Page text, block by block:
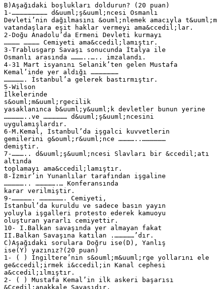
B)Aşağıdaki boşlukları doldurun? (20 puan)
1-……………………… d&uuml;ş&uuml;ncesi Osmanlı
Devleti’nin dağılmasını &ouml;nlemek amacıyla t&uuml;m
vatandaşlara eşit haklar vermeyi ama&ccedil;lar.
2-Doğu Anadolu’da Ermeni Devleti kurmayı
………… ………… Cemiyeti ama&ccedil;lamıştır.
3-Trablusgarp Savaşı sonucunda İtalya ile
Osmanlı arasında ………..….. imzalandı.
4-31 Mart isyanını Selanik’ten gelen Mustafa
Kemal’inde yer aldığı …………………
……………. İstanbul’a gelerek bastırmıştır.
5-Wilson
İlkelerinde
s&ouml;m&uuml;rgecilik
yasaklanınca b&uuml;y&uuml;k devletler bunun yerine
……………..ve ……………… d&uuml;ş&uuml;ncesini
uygulamışlardır.
6-M.Kemal, İstanbul’da işgalci kuvvetlerin
gemilerini g&ouml;r&uuml;nce …………..………………
demiştir.
7-……….. d&uuml;ş&uuml;ncesi Slavları bir &ccedil;atı
altında
toplamayı ama&ccedil;lamıştır.
8-İzmir’in Yunanlılar tarafından işgaline
…………….. …………….… Konferansında
karar verilmiştir.
9-……………. ………………. Cemiyeti,
İstanbul’da kuruldu ve sadece basın yayın
yoluyla işgalleri protesto ederek kamuoyu
oluşturan yararlı cemiyettir.
10- I.Balkan savaşında yer almayan fakat
II.Balkan Savaşına katılan .……………’dır.
C)Aşağıdaki sorulara Doğru ise(D), Yanlış
ise(Y) yazınız?(20 puan)
1- ( ) İngiltere’nin s&ouml;m&uuml;rge yollarını ele
ge&ccedil;irmek i&ccedil;in Kanal cephesi
a&ccedil;ılmıştır.
2- ( ) Mustafa Kemal’in ilk askeri başarısı
&Ccedil;anakkale Savaşıdır.